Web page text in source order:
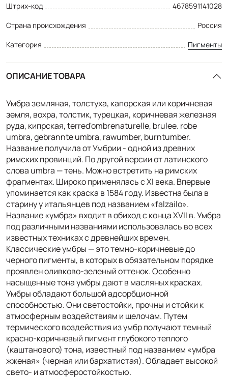
Штрих-код
4678591141028
Страна происхождения
Россия
Категория
Пигменты
ОПИСАНИЕ ТОВАРА
Умбра земляная, толстуха, капорская или коричневая
земля, вохра, толстик, турецкая, коричневая железная
руда, кипрская, terred'ombrenaturelle, brulee. robe
umbra, gebrannte umbra, rawumber, burntumber.
Название получила от Умбрии - одной из древних
римских провинций. По другой версии от латинского
слова umbra — тень. Можно встретить на римских
фрагментах. Широко применялась с XI века. Впервые
упоминается как краска в 1584 году. Известна была в
старину у итальянцев под названием «falzailo».
Название «умбра» входит в обиход с конца XVII в. Умбра
под различными названиями использовалась во всех
известных техниках с древнейших времен.
Классические умбры — это темно-коричневые до
черного пигменты, в которых в обязательном порядке
проявлен оливково-зеленый оттенок. Особенно
насыщенные тона умбры дают в масляных красках.
Умбры обладают большой адсорбционной
способностью. Они светостойки, прочны и стойки к
атмосферным воздействиям и щелочам. Путем
термического воздействия из умбр получают темный
красно-коричневый пигмент глубокого теплого
(каштанового) тона, известный под названием «умбра
жженая» (черная или бархатистая). Обладает высокой
свето- и атмосферостойкостью.